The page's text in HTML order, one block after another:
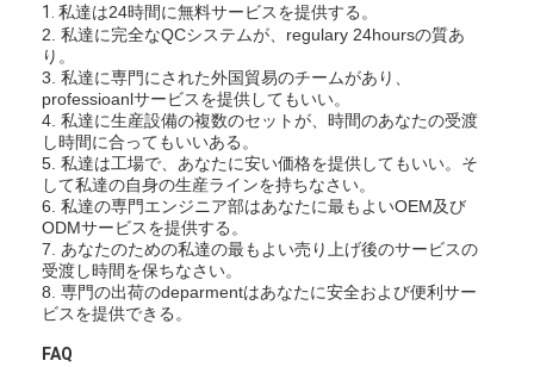
携帯用Retroreflectometer
手持ち型のRetroreflectometer
レトロの反射印
自転車の反射ステッカー
反射テープ ステッカー
車の反射ステッカー
1.私達は24時間に無料サービスを提供する。
2. 私達に完全なQCシステムが、regulary 24hoursの質あ
り。
3. 私達に専門にされた外国貿易のチームがあり、
professioanlサービスを提供してもいい。
4. 私達に生産設備の複数のセットが、時間のあなたの受渡
し時間に合ってもいいある。
5. 私達は工場で、あなたに安い価格を提供してもいい。そ
して私達の自身の生産ラインを持ちなさい。
6. 私達の専門エンジニア部はあなたに最もよいOEM及び
ODMサービスを提供する。
7. あなたのための私達の最もよい売り上げ後のサービスの
受渡し時間を保ちなさい。
8. 専門の出荷のdeparmentはあなたに安全および便利サー
ビスを提供できる。
FAQ